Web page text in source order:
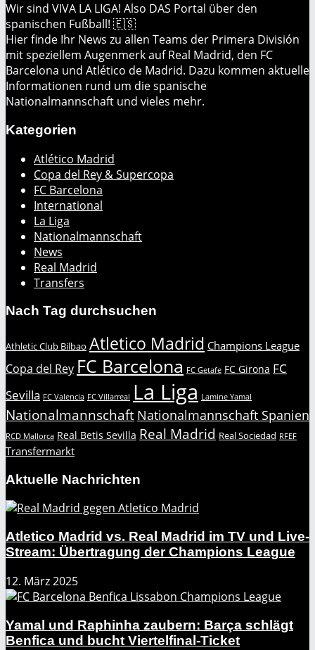
Wir sind VIVA LA LIGA! Also DAS Portal über den
spanischen Fußball! 🇪🇸
Hier finde Ihr News zu allen Teams der Primera División
mit speziellem Augenmerk auf Real Madrid, den FC
Barcelona und Atlético de Madrid. Dazu kommen aktuelle
Informationen rund um die spanische
Nationalmannschaft und vieles mehr.
Kategorien
Atlético Madrid
Copa del Rey & Supercopa
FC Barcelona
International
La Liga
Nationalmannschaft
News
Real Madrid
Transfers
Nach Tag durchsuchen
Athletic Club Bilbao Atletico Madrid Champions League
Copa del Rey FC Barcelona FC Getafe FC Girona FC
Sevilla FC Valencia FC Villarreal La Liga Lamine Yamal
Nationalmannschaft Nationalmannschaft Spanien
RCD Mallorca Real Betis Sevilla Real Madrid Real Sociedad RFEF
Transfermarkt
Aktuelle Nachrichten
Atletico Madrid vs. Real Madrid im TV und Live-
Stream: Übertragung der Champions League
12. März 2025
Yamal und Raphinha zaubern: Barça schlägt
Benfica und bucht Viertelfinal-Ticket